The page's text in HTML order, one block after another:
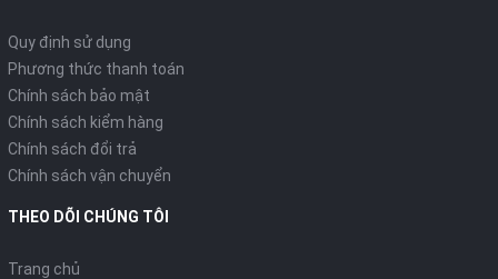
Quy định sử dụng
Phương thức thanh toán
Chính sách bảo mật
Chính sách kiểm hàng
Chính sách đổi trả
Chính sách vận chuyển
THEO DÕI CHÚNG TÔI
Trang chủ